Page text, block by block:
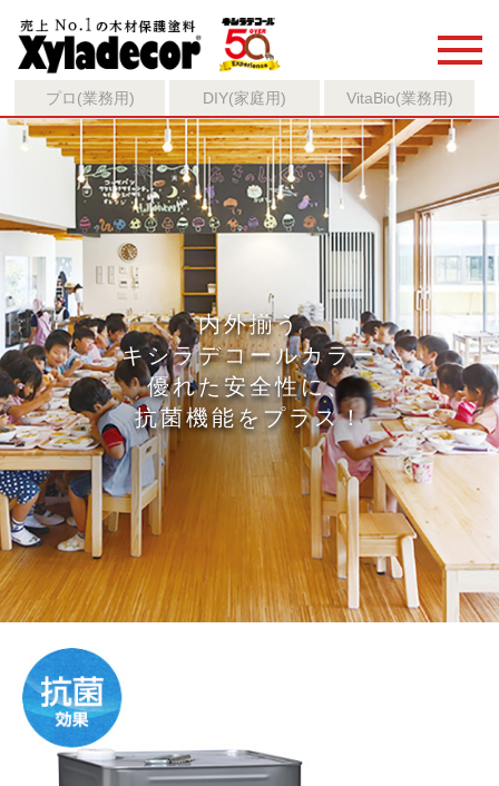
プロ(業務用) DIY(家庭用) VitaBio(業務用)
内外揃う
キシラデコールカラー
優れた安全性に、
抗菌機能をプラス！